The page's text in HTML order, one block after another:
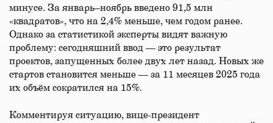
минусе. За январь–ноябрь введено 91,5 млн
«квадратов», что на 2,4% меньше, чем годом ранее.
Однако за статистикой эксперты видят важную
проблему: сегодняшний ввод — это результат
проектов, запущенных более двух лет назад. Новых же
стартов становится меньше — за 11 месяцев 2025 года
их объём сократился на 15%.
Комментируя ситуацию, вице-президент